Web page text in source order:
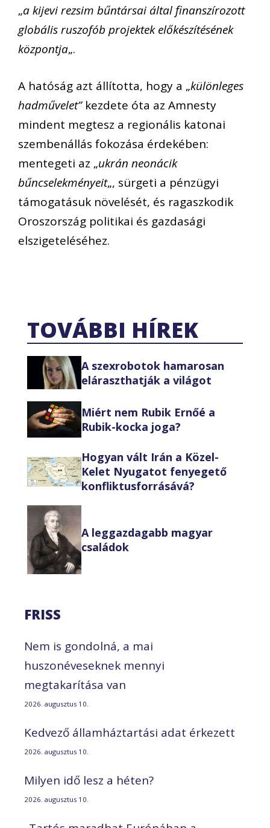
„a kijevi rezsim bűntársai által finanszírozott
globális ruszofób projektek előkészítésének
központja„.
A hatóság azt állította, hogy a „különleges
hadművelet”kezdete óta az Amnesty
mindent megtesz a regionális katonai
szembenállás fokozása érdekében:
mentegeti az „ukrán neonácik
bűncselekményeit„, sürgeti a pénzügyi
támogatásuk növelését, és ragaszkodik
Oroszország politikai és gazdasági
elszigeteléséhez.
TOVÁBBI HÍREK
A szexrobotok hamarosan
eláraszthatják a világot
Miért nem Rubik Ernőé a
Rubik-kocka joga?
Hogyan vált Irán a Közel-
Kelet Nyugatot fenyegető
konfliktusforrásává?
A leggazdagabb magyar
családok
FRISS
Nem is gondolná, a mai
huszonéveseknek mennyi
megtakarítása van
2026. augusztus 10.
Kedvező államháztartási adat érkezett
2026. augusztus 10.
Milyen idő lesz a héten?
2026. augusztus 10.